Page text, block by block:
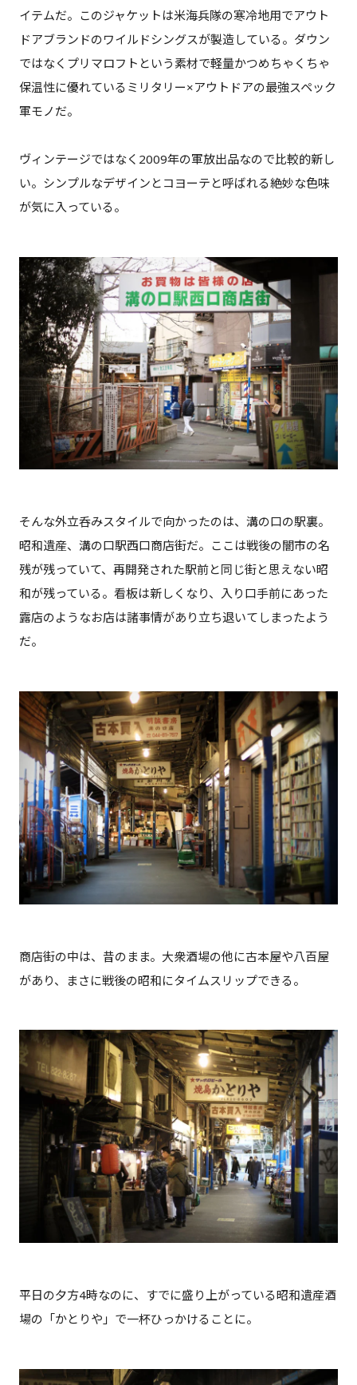
イテムだ。このジャケットは米海兵隊の寒冷地用でアウト
ドアブランドのワイルドシングスが製造している。ダウン
ではなくプリマロフトという素材で軽量かつめちゃくちゃ
保温性に優れているミリタリー×アウトドアの最強スペック
軍モノだ。
ヴィンテージではなく2009年の軍放出品なので比較的新し
い。シンプルなデザインとコヨーテと呼ばれる絶妙な色味
が気に入っている。
そんな外立呑みスタイルで向かったのは、溝の口の駅裏。
昭和遺産、溝の口駅西口商店街だ。ここは戦後の闇市の名
残が残っていて、再開発された駅前と同じ街と思えない昭
和が残っている。看板は新しくなり、入り口手前にあった
露店のようなお店は諸事情があり立ち退いてしまったよう
だ。
商店街の中は、昔のまま。大衆酒場の他に古本屋や八百屋
があり、まさに戦後の昭和にタイムスリップできる。
平日の夕方4時なのに、すでに盛り上がっている昭和遺産酒
場の「かとりや」で一杯ひっかけることに。